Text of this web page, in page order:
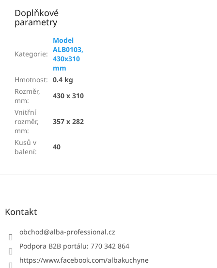
Doplňkové
parametry
Kategorie:
Model
ALB0103,
430x310
mm
Hmotnost: 0.4 kg
Rozměr,
mm:
430 x 310
Vnitřní
rozměr,
mm:
357 x 282
Kusů v
balení:
40
Z
Kontakt
obchod@alba-professional.cz
Podpora B2B portálu: 770 342 864
https://www.facebook.com/albakuchyne